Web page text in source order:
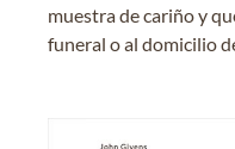
muestra de cariño y
funeral o al domicilio